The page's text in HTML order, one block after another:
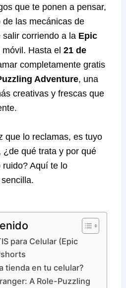
que te ponen a pensar,
las mecánicas de
corriendo a la Epic
Hasta el 21 de
completamente gratis
Adventure, una
creativas y frescas que
que lo reclamas, es tuyo
¿de qué trata y por qué
Aquí te lo
para Celular (Epic
tienda en tu celular?
A Role-Puzzling